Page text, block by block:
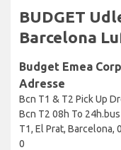
BUDGET
Barcelona
Budget Emea
Adresse
Bcn T1 & T2 Pick Up
Bcn T2 08h To
T1, El Prat, Barcelona,
0